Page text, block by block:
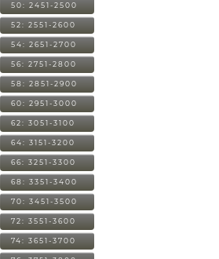
50: 2451-2500
52: 2551-2600
54: 2651-2700
56: 2751-2800
58: 2851-2900
60: 2951-3000
62: 3051-3100
64: 3151-3200
66: 3251-3300
68: 3351-3400
70: 3451-3500
72: 3551-3600
74: 3651-3700